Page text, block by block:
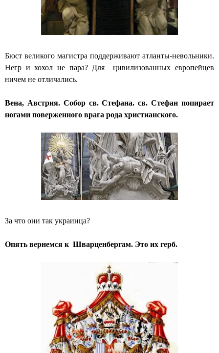
Бюст великого магистра поддерживают атланты-невольники.
Негр и хохол не пара? Для цивилизованных европейцев
ничем не отличались.
Вена, Австрия. Собор св. Стефана. св. Стефан попирает
ногами поверженного врага рода христианского.
За что они так украинца?
Опять вернемся к Шварценбергам. Это их герб.